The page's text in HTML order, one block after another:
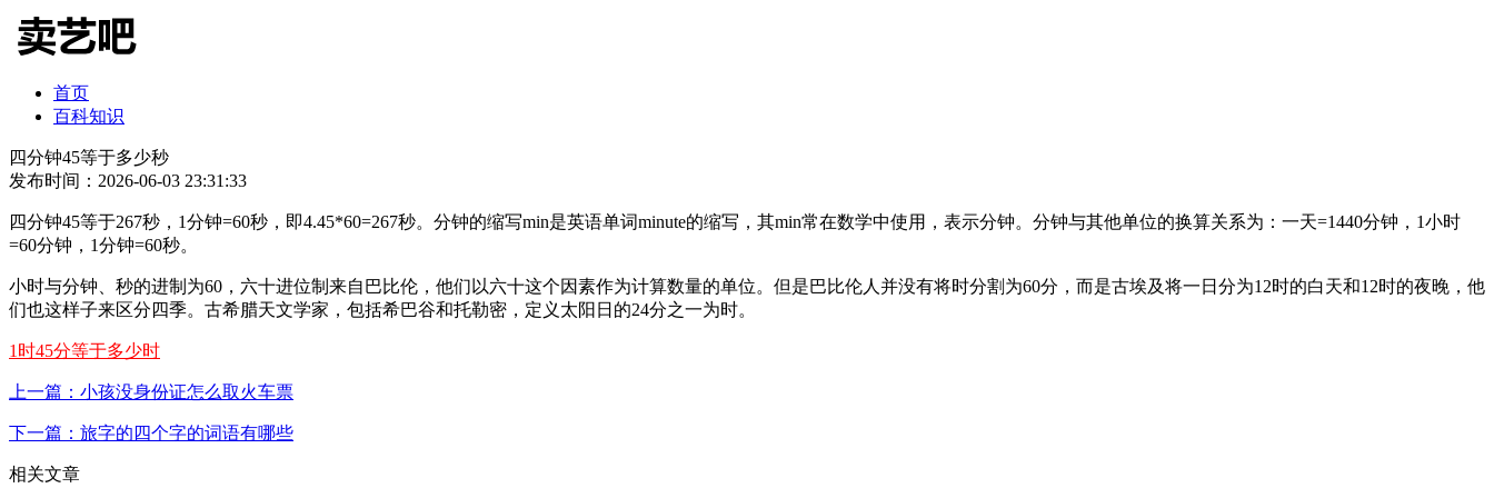
首页
百科知识
四分钟45等于多少秒
发布时间：2026-06-03 23:31:33
四分钟45等于267秒，1分钟=60秒，即4.45*60=267秒。分钟的缩写min是英语单词minute的缩写，其min常在数学中使用，表示分钟。分钟与其他单位的换算关系为：一天=1440分钟，1小时
=60分钟，1分钟=60秒。
小时与分钟、秒的进制为60，六十进位制来自巴比伦，他们以六十这个因素作为计算数量的单位。但是巴比伦人并没有将时分割为60分，而是古埃及将一日分为12时的白天和12时的夜晚，他
们也这样子来区分四季。古希腊天文学家，包括希巴谷和托勒密，定义太阳日的24分之一为时。
1时45分等于多少时
上一篇：小孩没身份证怎么取火车票
下一篇：旅字的四个字的词语有哪些
相关文章